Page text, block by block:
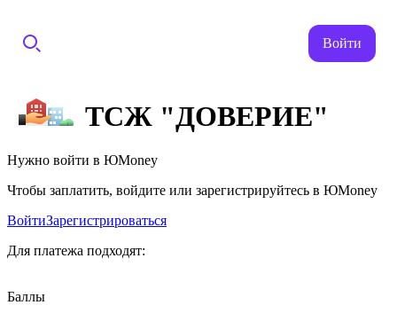
Войти
ТСЖ "ДОВЕРИЕ"
Нужно войти в ЮMoney
Чтобы заплатить, войдите или зарегистрируйтесь в ЮMoney
ВойтиЗарегистрироваться
Для платежа подходят:
Баллы